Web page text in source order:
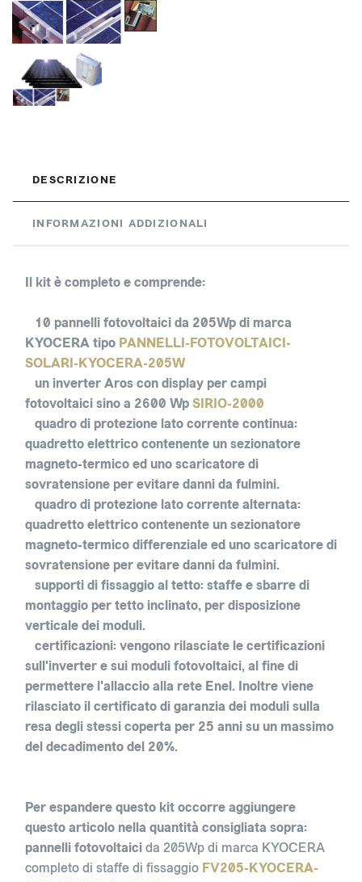
DESCRIZIONE
INFORMAZIONI ADDIZIONALI
Il kit è completo e comprende:
10 pannelli fotovoltaicida 205Wp di marca
KYOCERA tipo PANNELLI-FOTOVOLTAICI-
SOLARI-KYOCERA-205W
un inverter Aros con display per campi
fotovoltaici sino a 2600 WpSIRIO-2000
quadro di protezione lato corrente continua:
quadretto elettrico contenente un sezionatore
magneto-termico ed uno scaricatore di
sovratensione per evitare danni da fulmini.
quadro di protezione lato corrente alternata:
quadretto elettrico contenente un sezionatore
magneto-termico differenziale ed uno scaricatore di
sovratensione per evitare danni da fulmini.
supporti di fissaggio al tetto: staffe e sbarre di
montaggio per tetto inclinato, per disposizione
verticale dei moduli.
certificazioni: vengono rilasciate le certificazioni
sull'inverter e sui moduli fotovoltaici, al fine di
permettere l'allaccio alla rete Enel. Inoltre viene
rilasciato il certificato di garanzia dei moduli sulla
resa degli stessi coperta per 25 anni su un massimo
del decadimento del 20%.
Per espandere questo kitoccorre aggiungere
questo articolo nella quantità consigliata sopra:
pannelli fotovoltaicida 205Wp di marca KYOCERA
completo di staffe di fissaggio FV205-KYOCERA-